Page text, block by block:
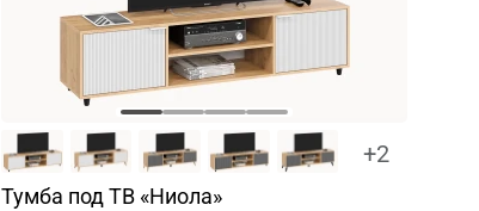
+2
Тумба под ТВ «Ниола»